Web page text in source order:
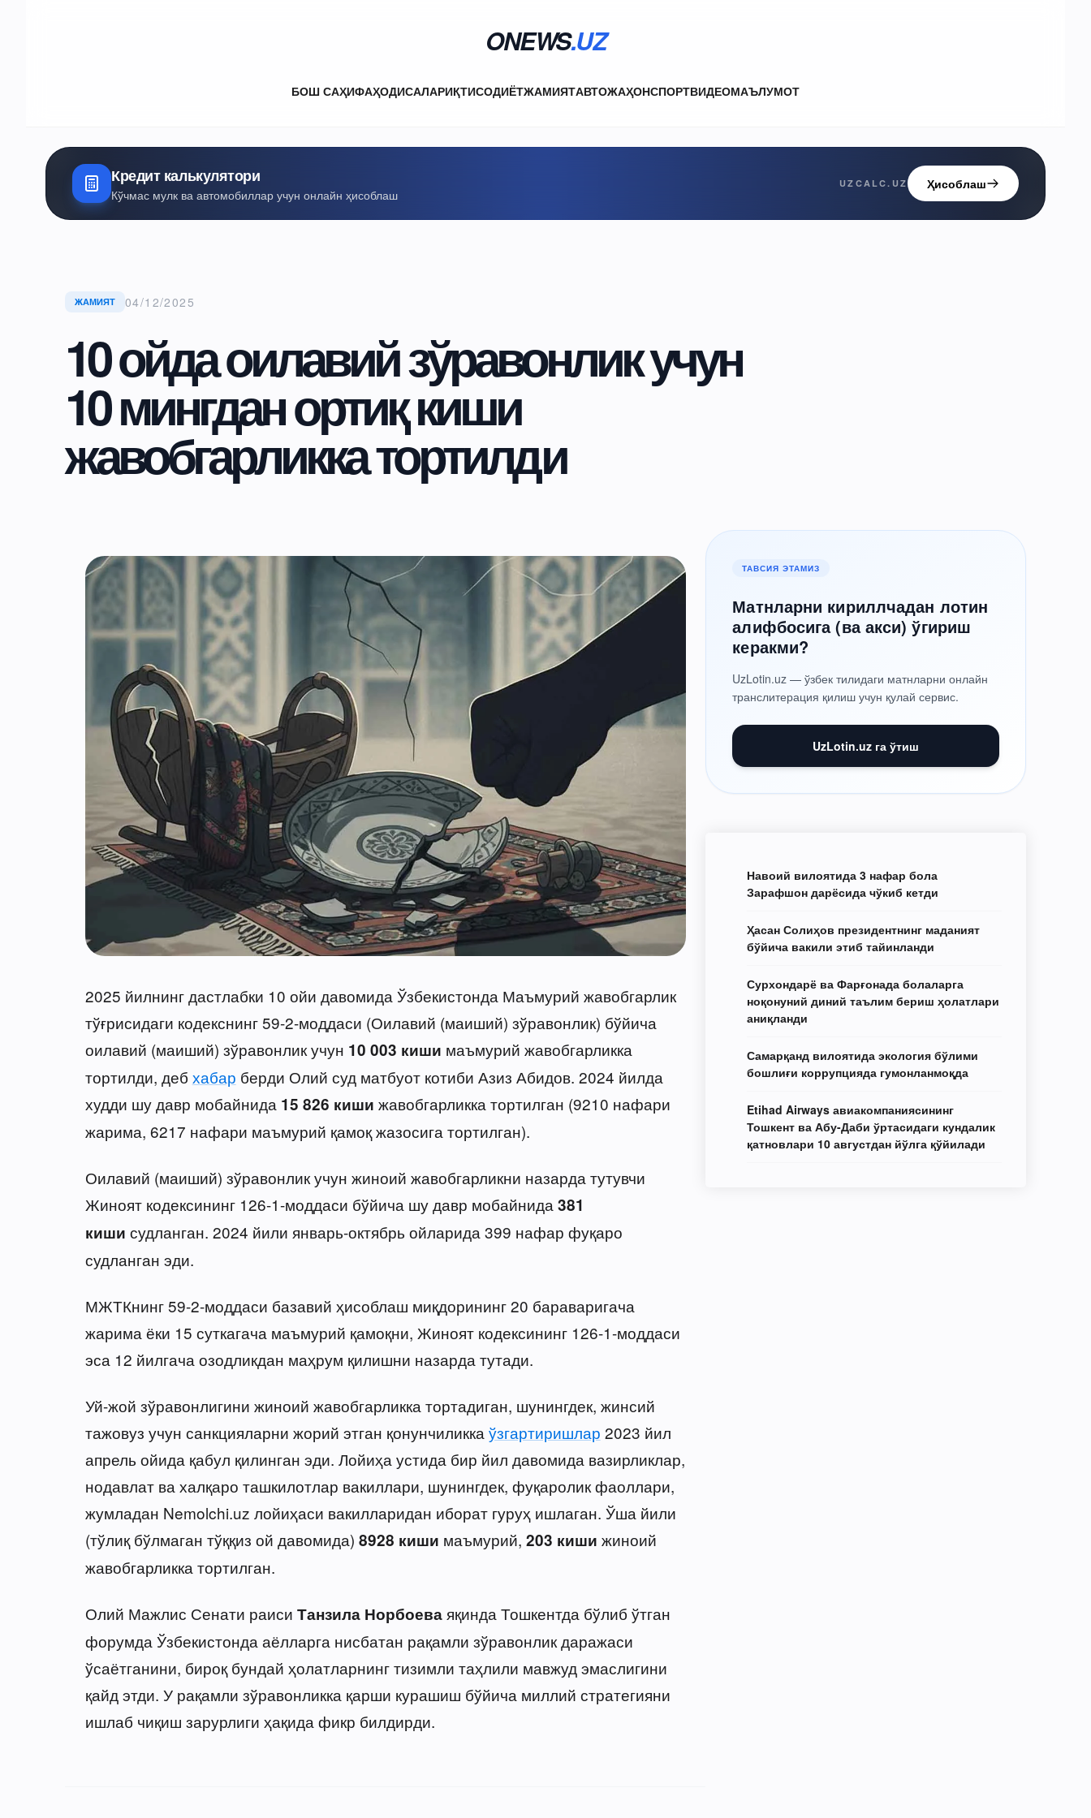
ONEWS.UZ
БОШ САҲИФАҲОДИСАЛАРИҚТИСОДИЁТЖАМИЯТАВТОЖАҲОНСПОРТВИДЕОМАЪЛУМОТ
Кредит калькулятори
Кўчмас мулк ва автомобиллар учун онлайн ҳисоблаш
UZCALC.UZ Ҳисоблаш
ЖАМИЯТ 04/12/2025
10 ойда оилавий зўравонлик учун
10 мингдан ортиқ киши
жавобгарликка тортилди
2025 йилнинг дастлабки 10 ойи давомида Ўзбекистонда Маъмурий жавобгарлик
тўғрисидаги кодекснинг 59-2-моддаси (Оилавий (маиший) зўравонлик) бўйича
оилавий (маиший) зўравонлик учун 10 003 киши маъмурий жавобгарликка
тортилди, деб хабар берди Олий суд матбуот котиби Азиз Абидов. 2024 йилда
худди шу давр мобайнида 15 826 киши жавобгарликка тортилган (9210 нафари
жарима, 6217 нафари маъмурий қамоқ жазосига тортилган).
Оилавий (маиший) зўравонлик учун жиноий жавобгарликни назарда тутувчи
Жиноят кодексининг 126-1-моддаси бўйича шу давр мобайнида 381
киши судланган. 2024 йили январь-октябрь ойларида 399 нафар фуқаро
судланган эди.
МЖТКнинг 59-2-моддаси базавий ҳисоблаш миқдорининг 20 бараваригача
жарима ёки 15 суткагача маъмурий қамоқни, Жиноят кодексининг 126-1-моддаси
эса 12 йилгача озодликдан маҳрум қилишни назарда тутади.
Уй-жой зўравонлигини жиноий жавобгарликка тортадиган, шунингдек, жинсий
тажовуз учун санкцияларни жорий этган қонунчиликка ўзгартиришлар 2023 йил
апрель ойида қабул қилинган эди. Лойиҳа устида бир йил давомида вазирликлар,
нодавлат ва халқаро ташкилотлар вакиллари, шунингдек, фуқаролик фаоллари,
жумладан Nemolchi.uz лойиҳаси вакилларидан иборат гуруҳ ишлаган. Ўша йили
(тўлиқ бўлмаган тўққиз ой давомида) 8928 киши маъмурий, 203 киши жиноий
жавобгарликка тортилган.
Олий Мажлис Сенати раиси Танзила Норбоеваяқинда Тошкентда бўлиб ўтган
форумда Ўзбекистонда аёлларга нисбатан рақамли зўравонлик даражаси
ўсаётганини, бироқ бундай ҳолатларнинг тизимли таҳлили мавжуд эмаслигини
қайд этди. У рақамли зўравонликка қарши курашиш бўйича миллий стратегияни
ишлаб чиқиш зарурлиги ҳақида фикр билдирди.
ТАВСИЯ ЭТАМИЗ
Матнларни кириллчадан лотин
алифбосига (ва акси) ўгириш
керакми?
UzLotin.uz — ўзбек тилидаги матнларни онлайн
транслитерация қилиш учун қулай сервис.
UzLotin.uz га ўтиш
Навоий вилоятида 3 нафар бола
Зарафшон дарёсида чўкиб кетди
Ҳасан Солиҳов президентнинг маданият
бўйича вакили этиб тайинланди
Сурхондарё ва Фарғонада болаларга
ноқонуний диний таълим бериш ҳолатлари
аниқланди
Самарқанд вилоятида экология бўлими
бошлиғи коррупцияда гумонланмоқда
Etihad Airways авиакомпаниясининг
Тошкент ва Абу-Даби ўртасидаги кундалик
қатновлари 10 августдан йўлга қўйилади